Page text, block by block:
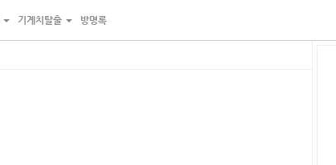
기계치탈출 방명록